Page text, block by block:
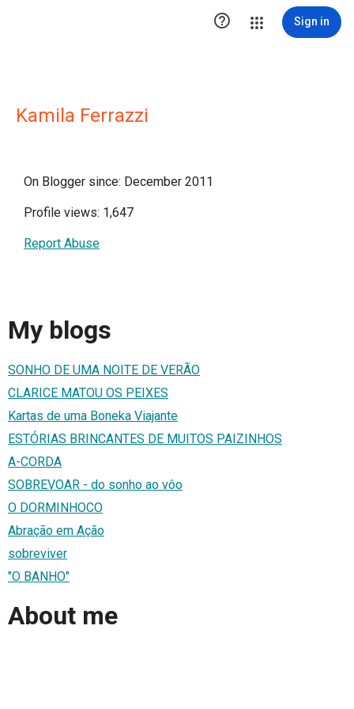
 Sign in
Kamila Ferrazzi
On Blogger since: December 2011
Profile views: 1,647
Report Abuse
My blogs
SONHO DE UMA NOITE DE VERÃO
CLARICE MATOU OS PEIXES
Kartas de uma Boneka Viajante
ESTÓRIAS BRINCANTES DE MUITOS PAIZINHOS
A-CORDA
SOBREVOAR - do sonho ao vôo
O DORMINHOCO
Abração em Ação
sobreviver
"O BANHO"
About me